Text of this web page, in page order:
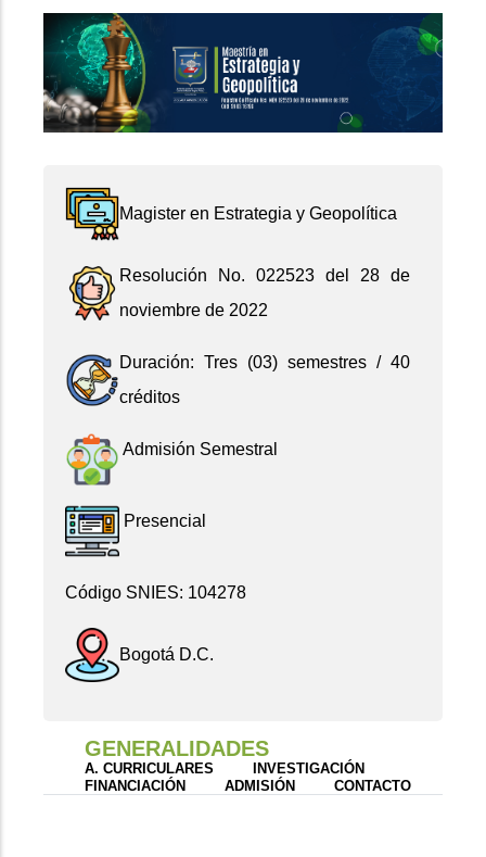
Magister en Estrategia y Geopolítica
Resolución No. 022523 del 28 de
noviembre de 2022
Duración: Tres (03) semestres / 40
créditos
Admisión Semestral
Presencial
Código SNIES: 104278
Bogotá D.C.
GENERALIDADES
A. CURRICULARES
INVESTIGACIÓN
FINANCIACIÓN
ADMISIÓN CONTACTO